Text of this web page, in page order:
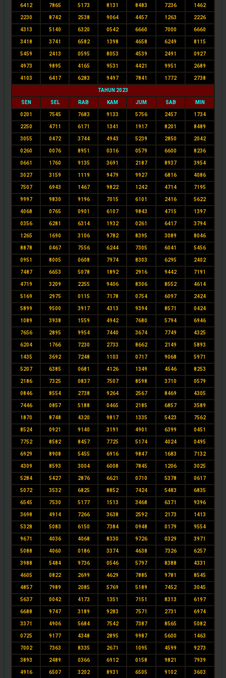
6412 7865 5173 8131 8483 7236 1462
2230 8742 2538 9064 4457 1263 2226
4313 5140 6320 0542 6660 7000 6660
3418 3741 6582 1398 4658 6249 8115
5459 2413 0595 8053 4539 2491 0927
4973 9895 4165 9531 4421 9951 2689
4103 6417 6283 9497 7841 1772 2738
TAHUN 2023
SEN SEL RAB KAM JUM SAB MIN
0201 7545 7683 9133 5756 2457 1734
2250 4711 6171 1341 1917 8201 8489
3055 0472 3744 4943 5239 2850 2042
0260 0076 8951 0316 0579 6600 8236
0661 1760 9135 3691 2187 8937 3954
3027 3159 1119 9479 9927 6816 4086
7507 6943 1467 9822 1242 4714 7195
9997 9830 9196 7015 6101 2416 5622
4068 0765 0901 6107 9843 4715 1397
0356 6281 6314 1932 0261 6417 3794
1265 1690 3106 9782 8395 3089 8046
8878 0467 7556 6244 7305 6041 5456
0951 8005 0608 7974 8303 6295 2402
7487 6653 5078 1892 2916 9442 7191
4719 3209 2255 9406 8306 8552 4614
5169 2975 0115 7178 0754 6097 2424
5899 9500 3917 4313 9394 8571 0424
1089 3938 1559 4942 7680 5794 6946
7656 2895 9954 7440 3674 7749 4325
6204 1766 7230 2733 8662 2149 5893
1435 3692 7248 1103 0717 9068 5971
5207 6385 0681 4126 1349 4546 8253
2186 7325 0837 7507 8598 3710 0579
0846 8554 2738 9264 2567 8469 4305
7446 0857 5188 0465 2185 6857 3589
1870 8748 4320 9817 1335 5423 7562
8524 0921 9140 3191 4901 6399 0451
7752 8582 8457 7725 5174 4024 0495
6929 8908 5455 6916 9847 1683 7132
4309 8593 3004 6008 7845 1206 3025
5284 5427 2876 6621 0710 5378 0617
5072 3532 6825 8852 7424 5483 6835
6545 7530 5177 1513 3468 6371 9396
3698 4914 7266 3638 2592 2173 1413
5328 5083 6150 7384 0948 0179 9554
9671 4036 4068 8330 9726 0329 3971
5088 4060 0186 3374 4638 7326 6257
3988 5484 9736 0546 5797 8388 4331
4605 0822 2699 4629 7885 9781 8545
4857 7989 2085 5769 5189 7452 3045
5637 0042 4173 1351 7151 8313 6197
6688 9747 3189 9283 7571 2731 6974
3371 4906 5684 7542 7387 8565 5082
0725 9177 4348 2895 9987 5600 1463
7002 7363 8335 2671 1095 4599 9273
3893 2489 0366 6912 0158 9821 7939
4916 6507 3202 8931 6505 9102 3603